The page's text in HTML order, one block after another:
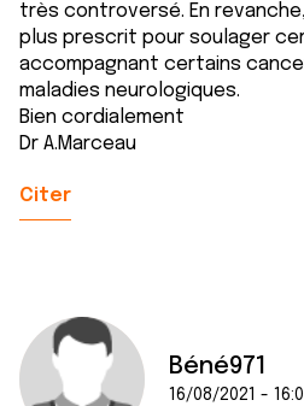
très controversé. En
plus prescrit pour soulager
accompagnant certains
maladies neurologiques.
Bien cordialement
Dr A.Marceau
Citer
Béné971
16/08/2021 -